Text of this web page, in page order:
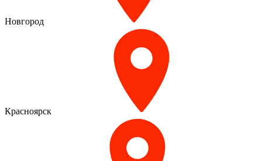
Новгород
Красноярск